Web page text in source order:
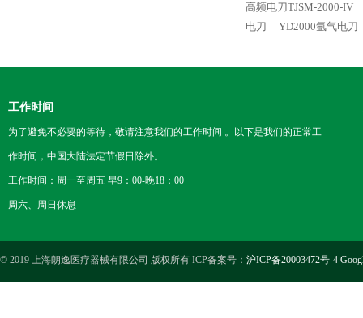
高频电刀TJSM-2000-IV
电刀
YD2000氩气电刀
工作时间
为了避免不必要的等待，敬请注意我们的工作时间 。以下是我们的正常工
作时间，中国大陆法定节假日除外。
工作时间：周一至周五 早9：00-晚18：00
周六、周日休息
© 2019 上海朗逸医疗器械有限公司 版权所有 ICP备案号： 沪ICP备20003472号-4